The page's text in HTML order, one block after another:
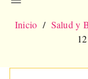
Inicio Salud y